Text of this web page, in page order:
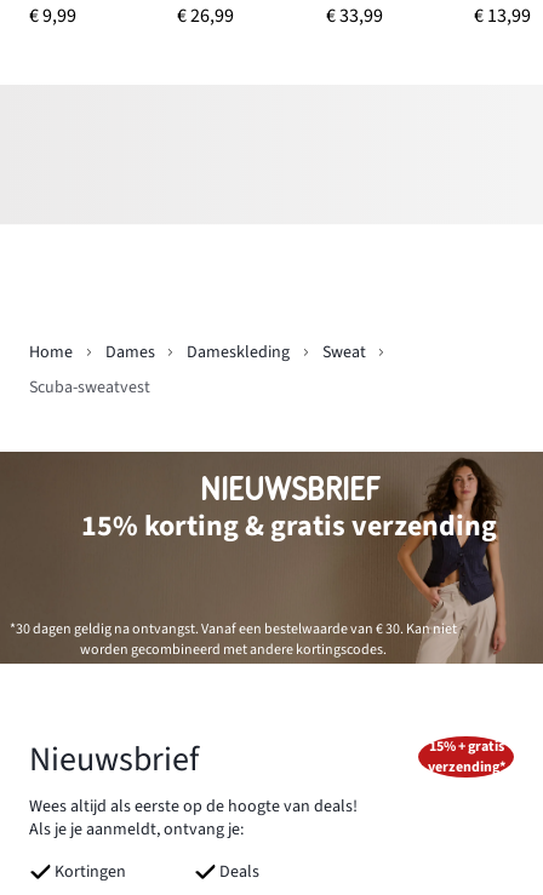
€ 9,99 € 26,99 € 33,99 € 13,99
Home Dames Dameskleding
Sweat
Scuba-sweatvest
NIEUWSBRIEF
15% korting & gratis verzending
*30 dagen geldig na ontvangst. Vanaf een bestelwaarde van € 30. Kan niet
worden gecombineerd met andere kortingscodes.
Nieuwsbrief
Wees altijd als eerste op de hoogte van deals!
Als je je aanmeldt, ontvang je:
Kortingen
Deals
15% + gratis
verzending*